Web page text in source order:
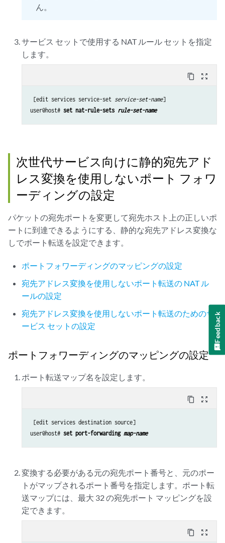
ん。
サービス セットで使用する NAT ルール セットを指定
します。
content_copy zoom_out_map
[edit services service-set service-set-name]
user@host# set nat-rule-sets rule-set-name
次世代サービス向けに静的宛先アド
レス変換を使用しないポート フォワ
ーディングの設定
パケットの宛先ポートを変更して宛先ホスト上の正しいポ
ートに到達できるようにする、静的な宛先アドレス変換な
しでポート転送を設定できます。
ポートフォワーディングのマッピングの設定
宛先アドレス変換を使用しないポート転送の NAT ル
ールの設定
宛先アドレス変換を使用しないポート転送のためのサ
ービス セットの設定
ポートフォワーディングのマッピングの設定
ポート転送マップ名を設定します。
content_copy zoom_out_map
[edit services destination source]
user@host# set port-forwarding map-name
変換する必要がある元の宛先ポート番号と、元のポー
トがマップされるポート番号を指定します。ポート転
送マップには、最大 32 の宛先ポート マッピングを設
定できます。
content_copy zoom_out_map
Feedback